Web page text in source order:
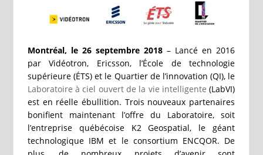
Montréal, le 26 septembre 2018– Lancé en 2016
par Vidéotron, Ericsson, l’École de technologie
supérieure (ÉTS) et le Quartier de l’innovation (QI), le
Laboratoire à ciel ouvert de la vie intelligente (LabVI)
est en réelle ébullition. Trois nouveaux partenaires
bonifient maintenant l’offre du Laboratoire, soit
l’entreprise québécoise K2 Geospatial, le géant
technologique IBM et le consortium ENCQOR. De